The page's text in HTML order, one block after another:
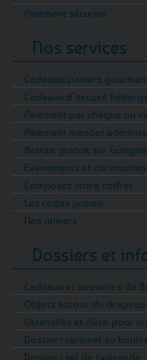
Nous
producteurs
valeurs de
du produit.
notre site
ingrédients
possible),
l’Ouest pour
salé, vous
Nous mettons
une large
palais et
pour un
Paiement sécurisé
Nos services
Cadeaux/paniers
Cadeaux d’accueil
Paiement par chèque ou
Paiement mandat
Retrait gratuit sur
Evénements et cérémonies
Composez votre coffret
Les codes promo
Nos univers
Dossiers et
Cadeaux et souvenirs de
Objets autour du
Ustensiles et déco pour
Dossier : caramel au
Dossier : sel de Guérande